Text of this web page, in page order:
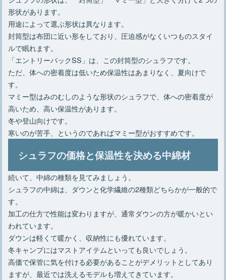
形状があります。
用途によって選ぶ形状は異なります。
封筒型は布団に近い形をしており、圧迫感がなくいつものスタイ
ルで眠れます。
「エントリーパックSS」は、この封筒型のシュラフです。
ただ、体への密着度は低いため保温性はあまりなく、夏向けで
す。
マミー型はみのむしのような形状のシュラフで、体への密着度が
高いため、高い保温性があります。
冬や登山向けです。
寒いのが苦手、というのであればマミー型がおすすめです。
シュラフの価格と保温性を決める中綿材
続いて、中綿の種類を見てみましょう。
シュラフの中綿は、ダウンと化学繊維の2種類どちらかが一般的で
す。
加工の仕方で性能は変わりますが、通常ダウンの方が暖かいとい
われています。
ダウンは軽くて暖かく、収納性にも優れています。
冬キャンプにはマストアイテムといっても良いでしょう。
高価で保管に気を付ける必要があることがデメリットとしてあり
ますが、最近では洗えるモデルも増えてきています。